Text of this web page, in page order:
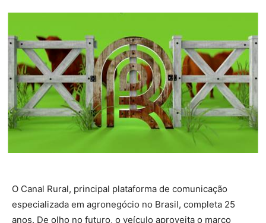
O Canal Rural, principal plataforma de comunicação
especializada em agronegócio no Brasil, completa 25
anos. De olho no futuro, o veículo aproveita o marco